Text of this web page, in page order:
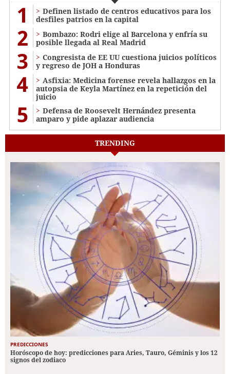
1
Definen listado de centros educativos para los
desfiles patrios en la capital
2
Bombazo: Rodri elige al Barcelona y enfría su
posible llegada al Real Madrid
3
Congresista de EE UU cuestiona juicios políticos
y regreso de JOH a Honduras
4
Asfixia: Medicina forense revela hallazgos en la
autopsia de Keyla Martínez en la repetición del
juicio
5
Defensa de Roosevelt Hernández presenta
amparo y pide aplazar audiencia
TRENDING
PREDICCIONES
Horóscopo de hoy: predicciones para Aries, Tauro, Géminis y los 12
signos del zodiaco